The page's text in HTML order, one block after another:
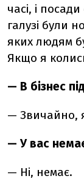
часі, і
галузі були
яких людям
Якщо я
— В бізнес
— Звичайно,
— У вас
— Ні, немає.